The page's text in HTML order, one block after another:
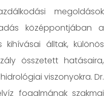
megoldások
középpontjában a
kihívásai álltak, különös
összetett hatásaira,
viszonyokra. Dr.
fogalmának szakmai